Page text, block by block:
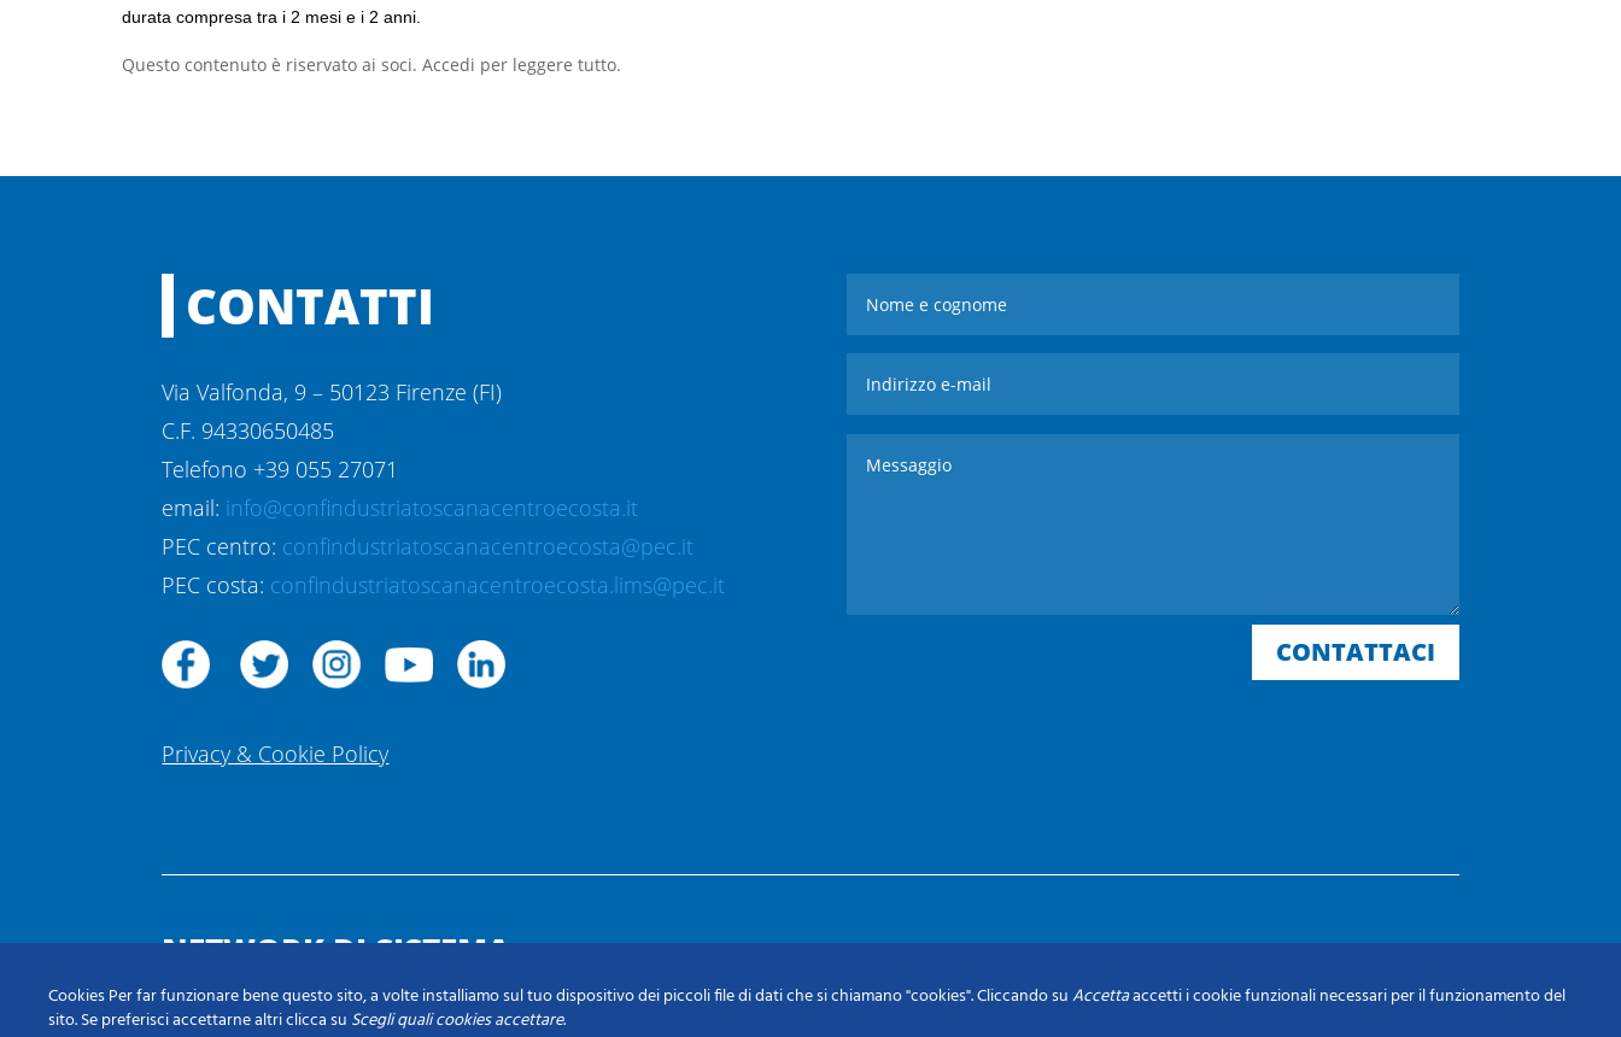
durata compresa tra i 2 mesi e i 2 anni.
Questo contenuto è riservato ai soci. Accedi per leggere tutto.
CONTATTI
Via Valfonda, 9 – 50123 Firenze (FI)
C.F. 94330650485
Telefono +39 055 27071
email: info@confindustriatoscanacentroecosta.it
PEC centro: confindustriatoscanacentroecosta@pec.it
PEC costa: confindustriatoscanacentroecosta.lims@pec.it
Privacy & Cookie Policy
CONTATTACI
NETWORK DI SISTEMA
Cookies Per far funzionare bene questo sito, a volte installiamo sul tuo dispositivo dei piccoli file di dati che si chiamano "cookies". Cliccando suAccettaaccetti i cookie funzionali necessari per il funzionamento del
sito. Se preferisci accettarne altri clicca su Scegli quali cookies accettare.